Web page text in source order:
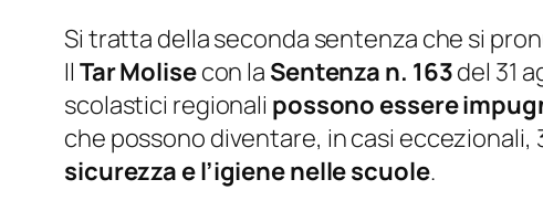
Si tratta della seconda sentenza che si
Il Tar Molisecon la Sentenza n. 163del 31
scolastici regionali possono essere
che possono diventare, in casi eccezionali,
sicurezza e l’igiene nelle scuole.